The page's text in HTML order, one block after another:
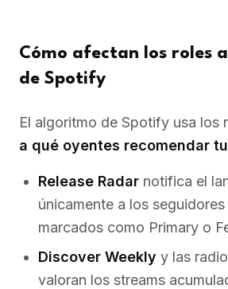
Cómo afectan los roles
de Spotify
El algoritmo de Spotify usa los
a qué oyentes recomendar
Release Radar notifica el
únicamente a los
marcados como Primary o
Discover Weekly y las
valoran los streams